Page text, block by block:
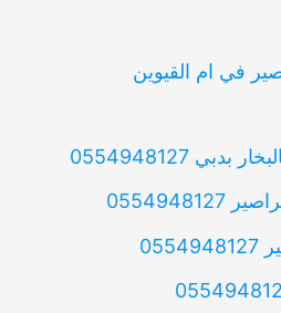
في ام القيوين
0554948127